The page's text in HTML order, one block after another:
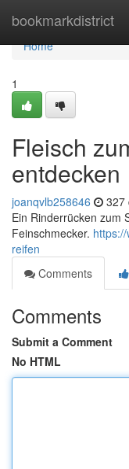
bookmarkdistrict
Home
Home
1
Fleisch
entdecken
joanqvlb258646 327
Ein Rinderrücken zum
Feinschmecker.
reifen
Comments
Comments
Submit a Comment
No HTML